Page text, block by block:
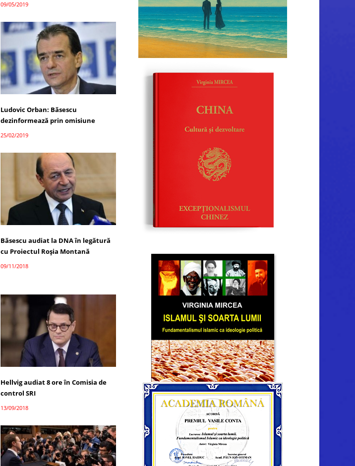
09/05/2019
Ludovic Orban: Băsescu
dezinformează prin omisiune
25/02/2019
Băsescu audiat la DNA în legătură
cu Proiectul Roșia Montană
09/11/2018
Hellvig audiat 8 ore în Comisia de
control SRI
13/09/2018